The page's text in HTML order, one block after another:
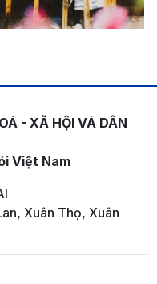
- XÃ HỘI VÀ DÂN
Việt Nam
Xuân Thọ, Xuân